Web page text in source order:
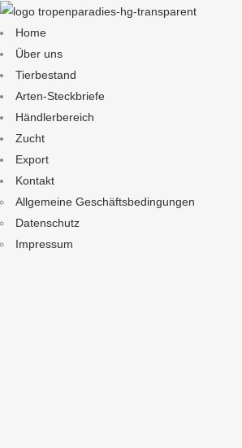
Home
Über uns
Tierbestand
Arten-Steckbriefe
Händlerbereich
Zucht
Export
Kontakt
Allgemeine Geschäftsbedingungen
Datenschutz
Impressum